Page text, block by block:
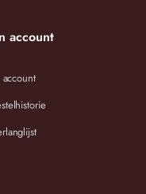
account